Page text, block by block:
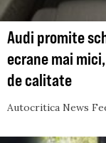
Audi promite
ecrane mai
de calitate
Autocritica News